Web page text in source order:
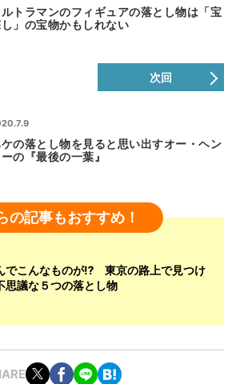
トラマンのフィギュアの落とし物は「宝
」の宝物かもしれない
次回
の落とし物を見ると思い出すオー・ヘン
ーの『最後の一葉』
の記事もおすすめ！
でこんなものが⁉ 東京の路上で見つけ
思議な５つの落とし物